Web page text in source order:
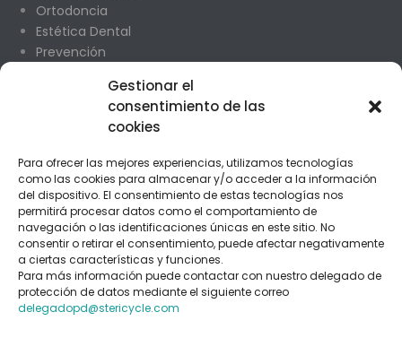
Gestionar el
consentimiento de las
cookies
Para ofrecer las mejores experiencias, utilizamos tecnologías
como las cookies para almacenar y/o acceder a la información
del dispositivo. El consentimiento de estas tecnologías nos
permitirá procesar datos como el comportamiento de
navegación o las identificaciones únicas en este sitio. No
consentir o retirar el consentimiento, puede afectar negativamente
a ciertas características y funciones.
Para más información puede contactar con nuestro delegado de
protección de datos mediante el siguiente correo
delegadopd@stericycle.com
Ortodoncia
Estética Dental
Prevención
Cirugía Oral
Madrid
C/ Payaso Fofo 24 1 L27
Teléfonos 91 477 97 01 / 635 688 671
clinicanumancia10@yahoo.es